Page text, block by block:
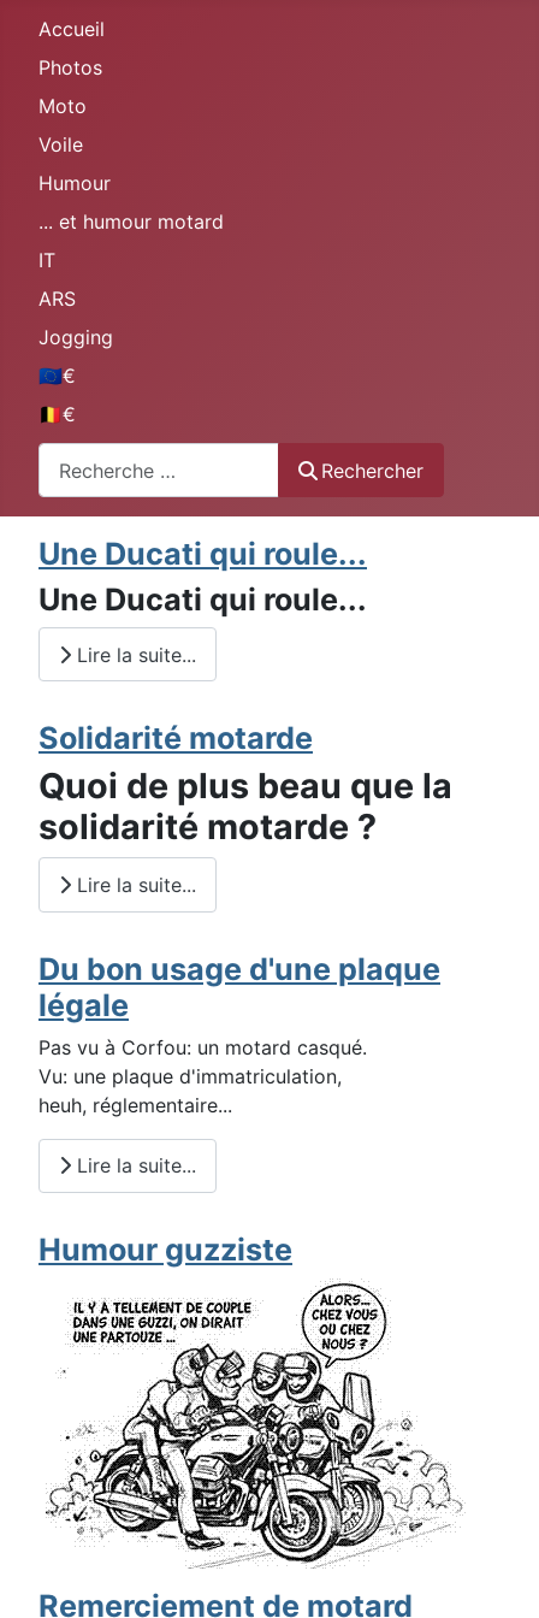
Accueil
Photos
Moto
Voile
Humour
... et humour motard
IT
ARS
Jogging
🇪🇺€
🇧🇪€
Rechercher
Une Ducati qui roule...
Une Ducati qui roule...
Lire la suite...
Solidarité motarde
Quoi de plus beau que la
solidarité motarde ?
Lire la suite...
Du bon usage d'une plaque
légale
Pas vu à Corfou: un motard casqué.
Vu: une plaque d'immatriculation,
heuh, réglementaire...
Lire la suite...
Humour guzziste
Remerciement de motard